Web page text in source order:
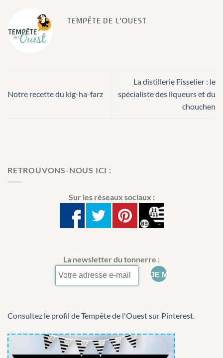
TEMPÊTE DE L'OUEST
Notre recette du kig-ha-farz
La distillerie Fisselier : le
spécialiste des liqueurs et du
chouchen
RETROUVONS-NOUS ICI :
Sur les réseaux sociaux :
La newsletter du tonnerre :
Consultez le profil de Tempête de l'Ouest sur Pinterest.